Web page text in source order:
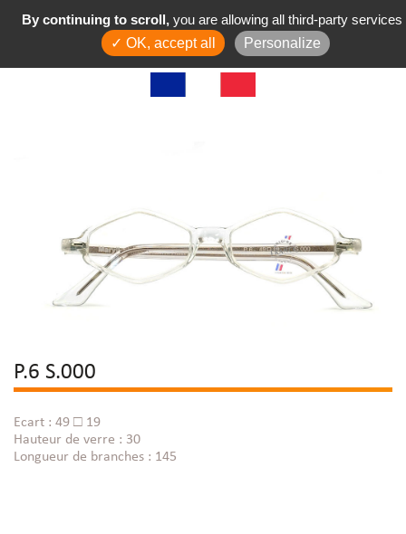
P.6 S.000
Ecart : 49 □ 19
Hauteur de verre : 30
Longueur de branches : 145
By continuing to scroll, you are allowing all third-party services
✓ OK, accept all
Personalize